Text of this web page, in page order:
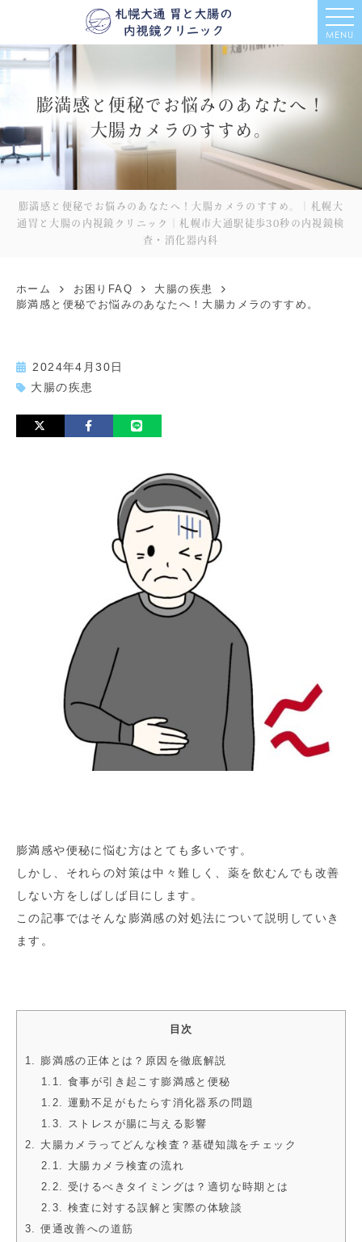
MENU
膨満感と便秘でお悩みのあなたへ！
大腸カメラのすすめ。
膨満感と便秘でお悩みのあなたへ！大腸カメラのすすめ。｜札幌大
通胃と大腸の内視鏡クリニック｜札幌市大通駅徒歩30秒の内視鏡検
査・消化器内科
ホーム お困りFAQ
大腸の疾患
膨満感と便秘でお悩みのあなたへ！大腸カメラのすすめ。
2024年4月30日
大腸の疾患
膨満感や便秘に悩む方はとても多いです。
しかし、それらの対策は中々難しく、薬を飲むんでも改善
しない方をしばしば目にします。
この記事ではそんな膨満感の対処法について説明していき
ます。
目次
1. 膨満感の正体とは？原因を徹底解説
1.1. 食事が引き起こす膨満感と便秘
1.2. 運動不足がもたらす消化器系の問題
1.3. ストレスが腸に与える影響
2. 大腸カメラってどんな検査？基礎知識をチェック
2.1. 大腸カメラ検査の流れ
2.2. 受けるべきタイミングは？適切な時期とは
2.3. 検査に対する誤解と実際の体験談
3. 便通改善への道筋